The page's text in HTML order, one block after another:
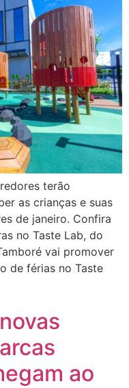
terão
as crianças e suas
de janeiro. Confira
no Taste Lab, do
vai promover
de férias no Taste
ao